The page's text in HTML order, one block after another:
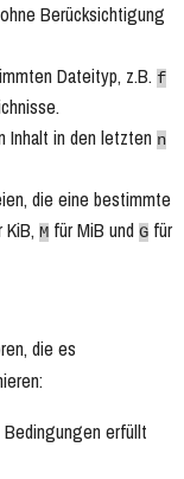
Berücksichtigung
Dateityp, z.B. f
Inhalt in den letzten n
die eine bestimmte
KiB, M für MiB und G für
die es
erfüllt